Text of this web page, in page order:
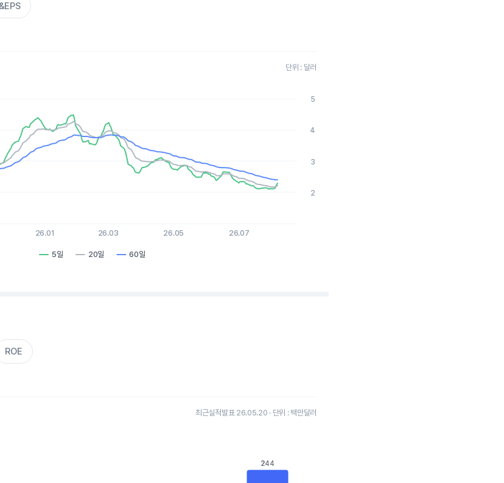
단위 : 달러
Time. Data ranges from 2025-08-06 15:00:00 to 2026-08-05 15:00:00.
values. Data ranges from 1.53 to 4.48.
5일 20일 60일
26.01 26.03 26.05 26.07
2
3
4
5
ROE
최근실적발표 26.05.20 · 단위 : 백만달러
244
244